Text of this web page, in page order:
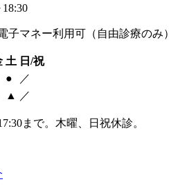
18:30
子マネー利用可（自由診療のみ）
土 日/祝
●
／
▲ ／
まで。木曜、日祝休診。